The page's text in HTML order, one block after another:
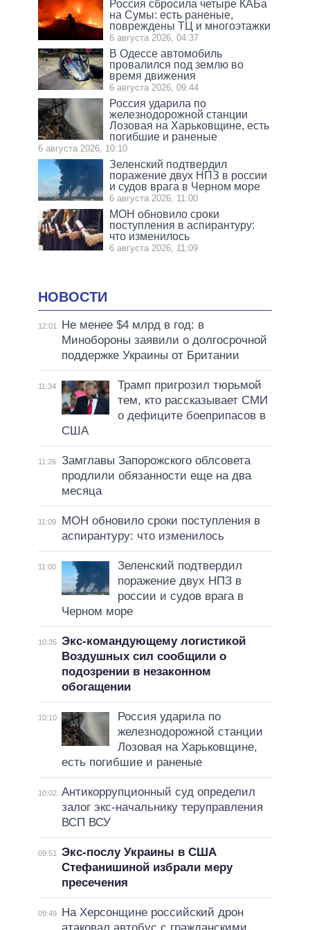
Россия сбросила четыре КАБа
на Сумы: есть раненые,
повреждены ТЦ и многоэтажки
6 августа 2026, 04:37
В Одессе автомобиль
провалился под землю во
время движения
6 августа 2026, 09:44
Россия ударила по
железнодорожной станции
Лозовая на Харьковщине, есть
погибшие и раненые
6 августа 2026, 10:10
Зеленский подтвердил
поражение двух НПЗ в россии
и судов врага в Черном море
6 августа 2026, 11:00
МОН обновило сроки
поступления в аспирантуру:
что изменилось
6 августа 2026, 11:09
НОВОСТИ
12:01
Не менее $4 млрд в год: в
Минобороны заявили о долгосрочной
поддержке Украины от Британии
11:34
Трамп пригрозил тюрьмой
тем, кто рассказывает СМИ
о дефиците боеприпасов в
США
11:26
Замглавы Запорожского облсовета
продлили обязанности еще на два
месяца
11:09
МОН обновило сроки поступления в
аспирантуру: что изменилось
11:00
Зеленский подтвердил
поражение двух НПЗ в
россии и судов врага в
Черном море
10:35 Экс-командующему логистикой
Воздушных сил сообщили о
подозрении в незаконном
обогащении
10:10
Россия ударила по
железнодорожной станции
Лозовая на Харьковщине,
есть погибшие и раненые
10:02 Антикоррупционный суд определил
залог экс-начальнику теруправления
ВСП ВСУ
09:51
Экс-послу Украины в США
Стефанишиной избрали меру
пресечения
09:49
На Херсонщине российский дрон